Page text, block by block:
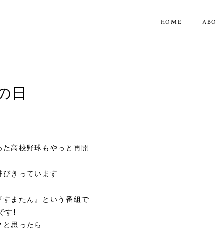
HOME
日
高校野球もやっと再開
びきっています
またん』という番組で
❗
と思ったら